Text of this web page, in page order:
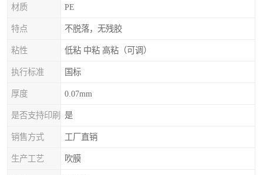
材质 PE
特点 不脱落，无残胶
粘性 低粘 中粘 高粘（可调）
执行标准 国标
厚度 0.07mm
是否支持印刷 是
销售方式 工厂直销
生产工艺 吹膜